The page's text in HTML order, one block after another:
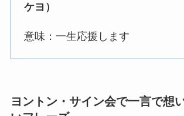
ケヨ）
意味：一生応援します
ヨントン・サイン会で一言で想